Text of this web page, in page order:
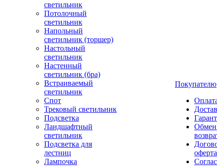
светильник
Потолочный
светильник
Напольный
светильник (торшер)
Настольный
светильник
Настенный
светильник (бра)
Встраиваемый
светильник
Спот
Трековый светильник
Подсветка
Ландшафтный
светильник
Подсветка для
лестниц
Лампочка
Покупателю
оферта